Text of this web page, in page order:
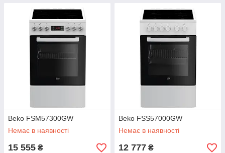
Beko FSM57300GW
Немає в наявності
15 555 ₴
Beko FSS57000GW
Немає в наявності
12 777 ₴